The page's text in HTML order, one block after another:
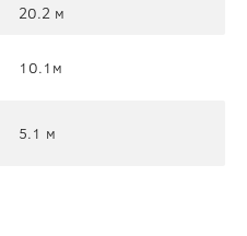
20.2 м
10.1м
5.1 м